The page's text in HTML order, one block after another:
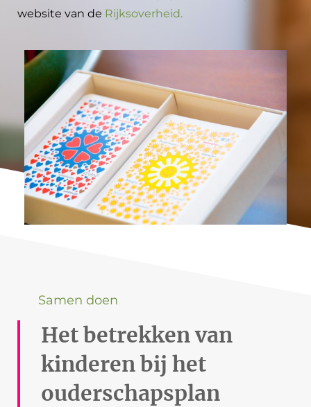
website van de Rijksoverheid.
Samen doen
Het betrekken van
kinderen bij het
ouderschapsplan